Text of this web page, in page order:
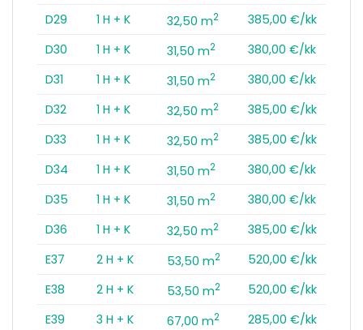
D29
1 H + K 32,50 m2
385,00 €/kk
D30
1 H + K 31,50 m2
380,00 €/kk
D31
1 H + K 31,50 m2
380,00 €/kk
D32
1 H + K 32,50 m2
385,00 €/kk
D33
1 H + K 32,50 m2
385,00 €/kk
D34
1 H + K 31,50 m2
380,00 €/kk
D35
1 H + K 31,50 m2
380,00 €/kk
D36
1 H + K 32,50 m2
385,00 €/kk
E37
2 H + K 53,50 m2
520,00 €/kk
E38
2 H + K 53,50 m2
520,00 €/kk
E39
3 H + K 67,00 m2
285,00 €/kk